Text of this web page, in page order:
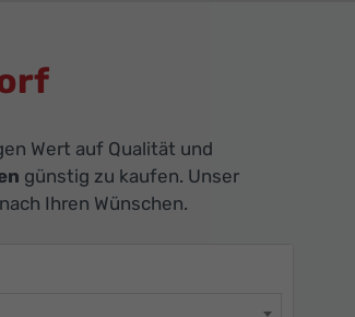
Wert auf Qualität und
günstig zu kaufen. Unser
Ihren Wünschen.